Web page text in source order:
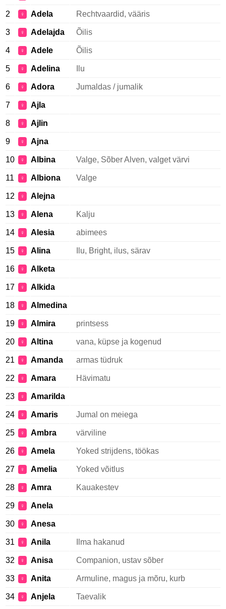
2 ♀ Adela Rechtvaardid, vääris
3 ♀ Adelajda Õilis
4 ♀ Adele Õilis
5 ♀ Adelina Ilu
6 ♀ Adora Jumaldas / jumalik
7 ♀ Ajla
8 ♀ Ajlin
9 ♀ Ajna
10 ♀ Albina Valge, Sõber Alven, valget värvi
11 ♀ Albiona Valge
12 ♀ Alejna
13 ♀ Alena Kalju
14 ♀ Alesia abimees
15 ♀ Alina Ilu, Bright, ilus, särav
16 ♀ Alketa
17 ♀ Alkida
18 ♀ Almedina
19 ♀ Almira printsess
20 ♀ Altina vana, küpse ja kogenud
21 ♀ Amanda armas tüdruk
22 ♀ Amara Hävimatu
23 ♀ Amarilda
24 ♀ Amaris Jumal on meiega
25 ♀ Ambra värviline
26 ♀ Amela Yoked strijdens, töökas
27 ♀ Amelia Yoked võitlus
28 ♀ Amra Kauakestev
29 ♀ Anela
30 ♀ Anesa
31 ♀ Anila Ilma hakanud
32 ♀ Anisa Companion, ustav sõber
33 ♀ Anita Armuline, magus ja mõru, kurb
34 ♀ Anjela Taevalik